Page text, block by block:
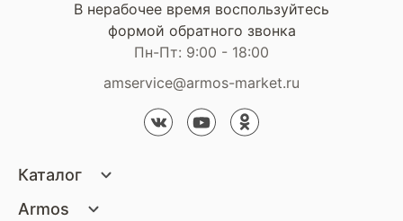
Каталог
Armos
В нерабочее время воспользуйтесь
формой обратного звонка
Пн-Пт: 9:00 - 18:00
amservice@armos-market.ru